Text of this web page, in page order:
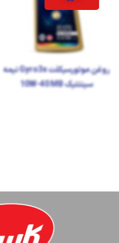
روغن موتورسیکلت Gyro3x نیمه
سینتتیک 10W-40 MB